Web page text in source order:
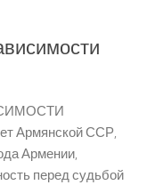
Армянской ССР,
Армении,
перед судьбой